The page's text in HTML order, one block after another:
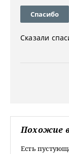
Спасибо
Сказали
Похожие
Есть